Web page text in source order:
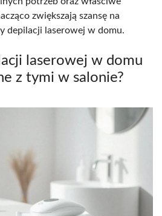
zwiększają szansę na
depilacji laserowej w domu.
laserowej w domu
z tymi w salonie?